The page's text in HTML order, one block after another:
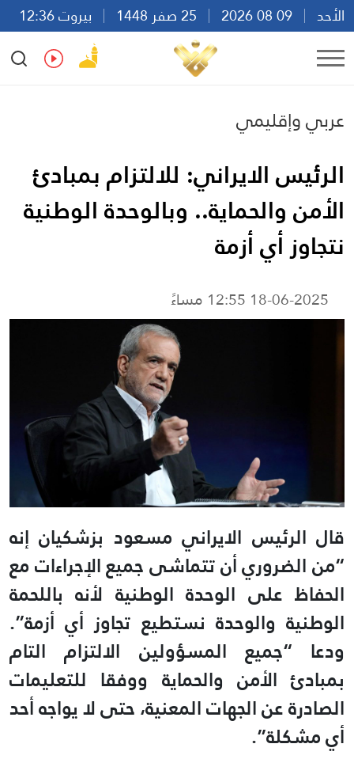
الأحد
بيروت 12:36
Ar
En Fr Es
عربي وإقليمي
الرئيس الايراني: للالتزام بمبادئ
الأمن والحماية.. وبالوحدة الوطنية
نتجاوز أي أزمة
18-06-2025 12:55 مساءً
قال الرئيس الايراني مسعود بزشكيان إنه
“من الضروري أن تتماشى جميع الإجراءات مع
الحفاظ على الوحدة الوطنية لأنه باللحمة
الوطنية والوحدة نستطيع تجاوز أي أزمة”.
ودعا “جميع المسؤولين الالتزام التام
بمبادئ الأمن والحماية ووفقا للتعليمات
الصادرة عن الجهات المعنية، حتى لا يواجه أحد
أي مشكلة”.